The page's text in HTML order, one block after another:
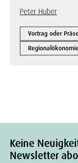
Peter Huber
Vortrag oder
Keine
Newsletter